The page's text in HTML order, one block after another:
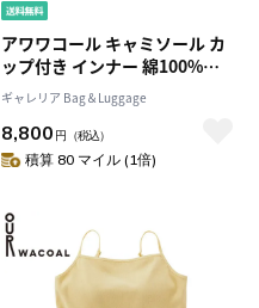
アワワコール キャミソール カ
ップ付き インナー 綿100%
OUR WACOAL トップス インナ
ーウェア ブラトップ アンダー
ゴムなし キャミ シンプル スト
ラップ調整 レディース カップ
ギャレリア Bag＆Luggage
8,800 円 （税込）
積算 80 マイル (1倍)